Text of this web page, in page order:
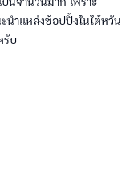
นำแหล่งช้อปปิ้งในไต้หวัน
รับ